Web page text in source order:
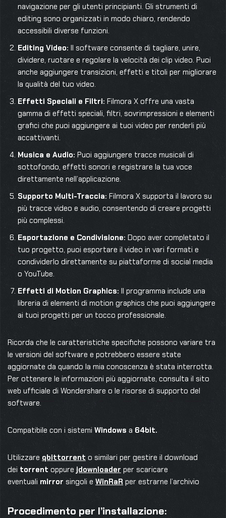
navigazione per gli utenti principianti. Gli strumenti di
editing sono organizzati in modo chiaro, rendendo
accessibili diverse funzioni.
Editing Video: Il software consente di tagliare, unire,
dividere, ruotare e regolare la velocità dei clip video. Puoi
anche aggiungere transizioni, effetti e titoli per migliorare
la qualità del tuo video.
Effetti Speciali e Filtri: Filmora X offre una vasta
gamma di effetti speciali, filtri, sovrimpressioni e elementi
grafici che puoi aggiungere ai tuoi video per renderli più
accattivanti.
Musica e Audio: Puoi aggiungere tracce musicali di
sottofondo, effetti sonori e registrare la tua voce
direttamente nell’applicazione.
Supporto Multi-Traccia: Filmora X supporta il lavoro su
più tracce video e audio, consentendo di creare progetti
più complessi.
Esportazione e Condivisione: Dopo aver completato il
tuo progetto, puoi esportare il video in vari formati e
condividerlo direttamente su piattaforme di social media
o YouTube.
Effetti di Motion Graphics: Il programma include una
libreria di elementi di motion graphics che puoi aggiungere
ai tuoi progetti per un tocco professionale.
Ricorda che le caratteristiche specifiche possono variare tra
le versioni del software e potrebbero essere state
aggiornate da quando la mia conoscenza è stata interrotta.
Per ottenere le informazioni più aggiornate, consulta il sito
web ufficiale di Wondershare o le risorse di supporto del
software.
Compatibile con i sistemi Windows a 64bit.
Utilizzare qbittorrent o similari per gestire il download
dei torrent oppurejdownloader per scaricare
eventuali mirror singoli e WinRaR per estrarne l’archivio
Procedimento per l’installazione: